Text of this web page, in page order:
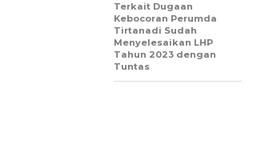
Terkait Dugaan
Kebocoran Perumda
Tirtanadi Sudah
Menyelesaikan LHP
Tahun 2023 dengan
Tuntas